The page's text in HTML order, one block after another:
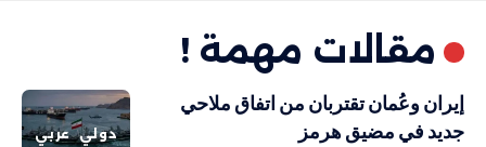
مقالات مهمة !
دولي عربي
إيران وعُمان تقتربان من اتفاق ملاحي
جديد في مضيق هرمز